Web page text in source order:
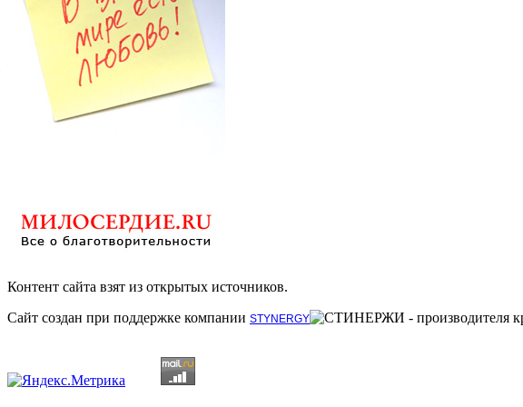
Контент сайта взят из открытых источников.
Сайт создан при поддержке компании STYNERGY - производителя